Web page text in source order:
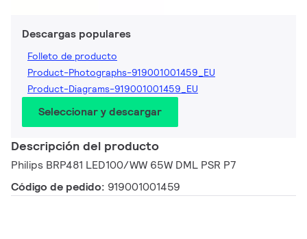
Descargas populares
Folleto de producto
Product-Photographs-919001001459_EU
Product-Diagrams-919001001459_EU
Seleccionar y descargar
Descripción del producto
Philips BRP481 LED100/WW 65W DML PSR P7
Código de pedido: 919001001459